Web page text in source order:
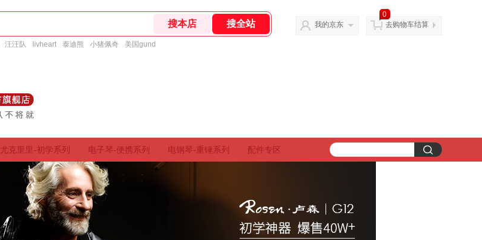
汪汪队 livheart 泰迪熊 小猪佩奇 美国gund
我的京东
0
去购物车结算
尤克里里-初学系列 电子琴-便携系列 电钢琴-重锤系列 配件专区